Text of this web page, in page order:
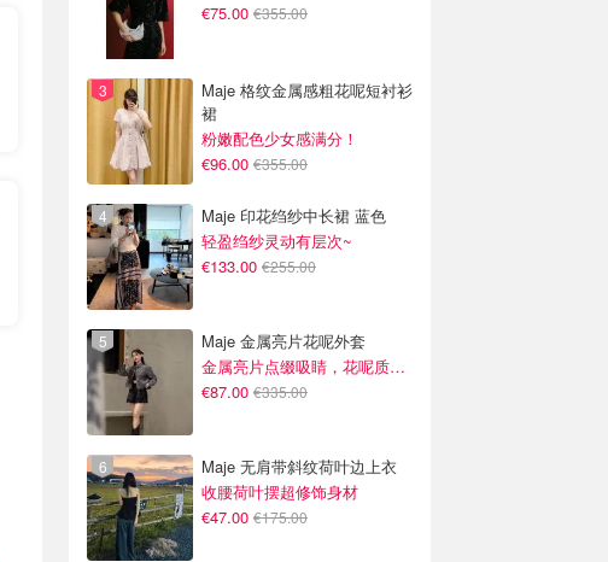
€75.00 €355.00
Maje 格纹金属感粗花呢短衬衫
裙
粉嫩配色少女感满分！
€96.00 €355.00
Maje 印花绉纱中长裙 蓝色
轻盈绉纱灵动有层次~
€133.00 €255.00
Maje 金属亮片花呢外套
金属亮片点缀吸睛，花呢质感高级又显贵
€87.00 €335.00
Maje 无肩带斜纹荷叶边上衣
收腰荷叶摆超修饰身材
€47.00 €175.00